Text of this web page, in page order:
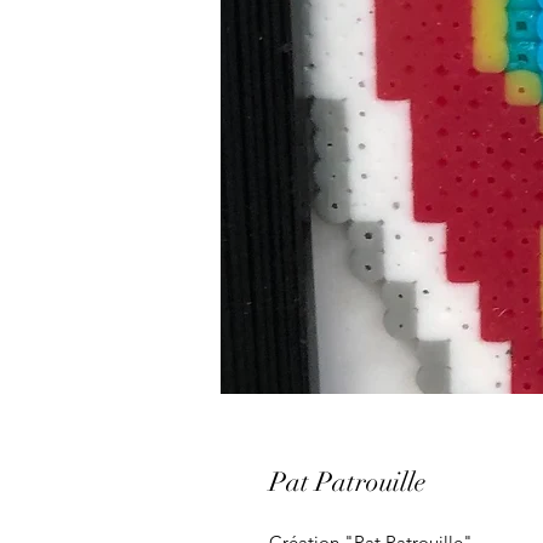
Pat Patrouille